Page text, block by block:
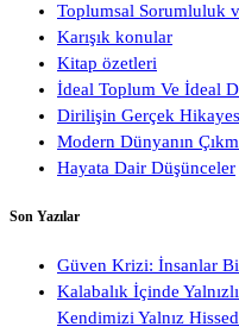
Toplumsal Sorumluluk
Karışık konular
Kitap özetleri
İdeal Toplum Ve İdeal
Dirilişin Gerçek
Modern Dünyanın
Hayata Dair Düşünceler
Son Yazılar
Güven Krizi: İnsanlar
Kalabalık İçinde
Kendimizi Yalnız